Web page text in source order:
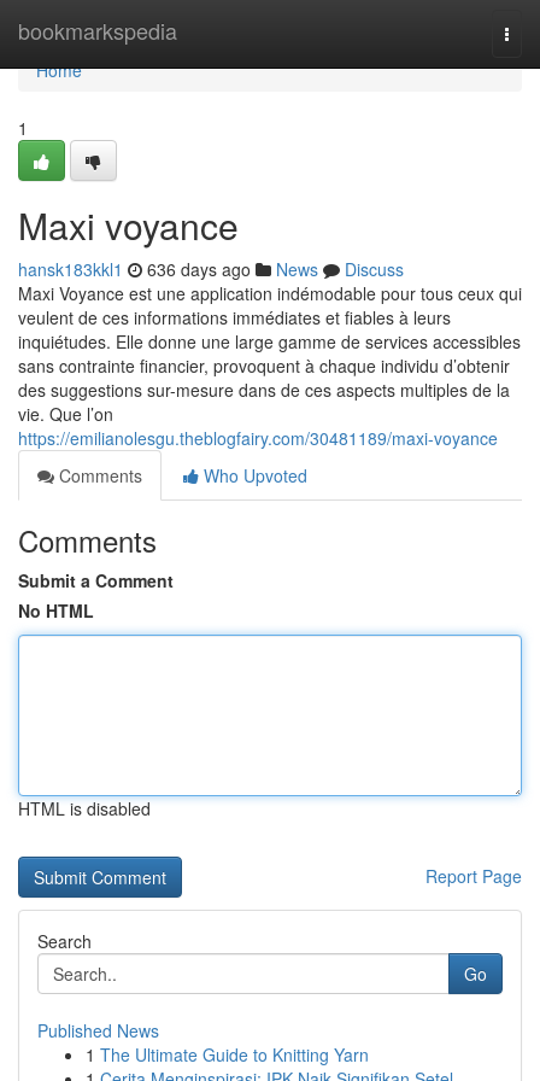
bookmarkspedia
Home
Home
1
Maxi voyance
hansk183kkl1 636 days ago News
Discuss
Maxi Voyance est une application indémodable pour tous ceux qui
veulent de ces informations immédiates et fiables à leurs
inquiétudes. Elle donne une large gamme de services accessibles
sans contrainte financier, provoquent à chaque individu d’obtenir
des suggestions sur-mesure dans de ces aspects multiples de la
vie. Que l’on
https://emilianolesgu.theblogfairy.com/30481189/maxi-voyance
Comments
Who Upvoted
Comments
Submit a Comment
No HTML
HTML is disabled
Report Page
Search
Go
Published News
1 The Ultimate Guide to Knitting Yarn